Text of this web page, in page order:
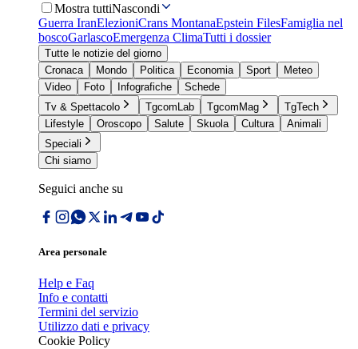
Mostra tuttiNascondi
Guerra IranElezioniCrans MontanaEpstein FilesFamiglia nel
boscoGarlascoEmergenza ClimaTutti i dossier
Tutte le notizie del giorno
Cronaca
Mondo Politica Economia Sport
Meteo
Video
Foto Infografiche
Schede
Tv & Spettacolo
TgcomLab TgcomMag
TgTech
Lifestyle
Oroscopo Salute Skuola Cultura
Animali
Speciali
Chi siamo
Seguici anche su
Area personale
Help e Faq
Info e contatti
Termini del servizio
Utilizzo dati e privacy
Cookie Policy